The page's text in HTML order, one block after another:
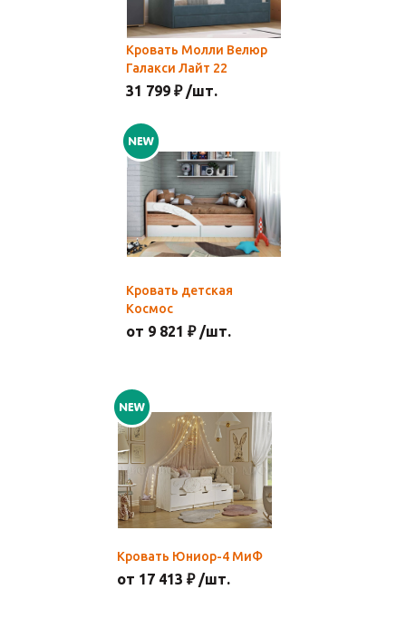
Кровать Молли Велюр
Галакси Лайт 22
31 799 ₽ /шт.
Кровать детская
Космос
от 9 821 ₽ /шт.
Кровать Юниор-4 МиФ
от 17 413 ₽ /шт.